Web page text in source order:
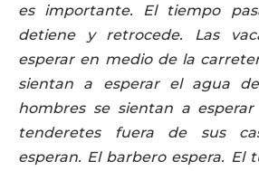
es importante. El tiempo
detiene y retrocede. Las
esperar en medio de la
sientan a esperar el agua
hombres se sientan a
tenderetes fuera de sus
esperan. El barbero espera. El